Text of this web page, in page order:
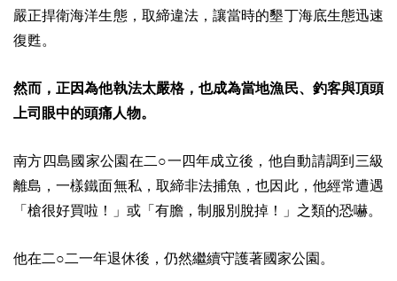
嚴正捍衛海洋生態，取締違法，讓當時的墾丁海底生態迅速
復甦。
然而，正因為他執法太嚴格，也成為當地漁民、釣客與頂頭
上司眼中的頭痛人物。
南方四島國家公園在二○一四年成立後，他自動請調到三級
離島，一樣鐵面無私，取締非法捕魚，也因此，他經常遭遇
「槍很好買啦！」或「有膽，制服別脫掉！」之類的恐嚇。
他在二○二一年退休後，仍然繼續守護著國家公園。